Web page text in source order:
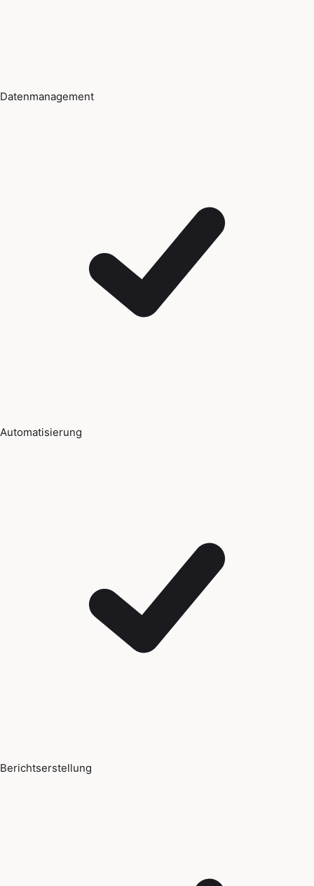
Datenmanagement
Automatisierung
Berichtserstellung